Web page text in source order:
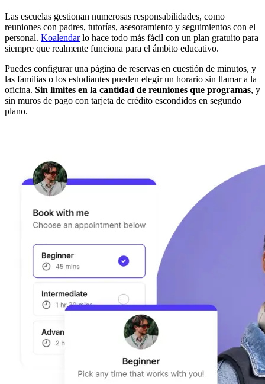
Las escuelas gestionan numerosas responsabilidades, como
reuniones con padres, tutorías, asesoramiento y seguimientos con el
personal. Koalendarlo hace todo más fácil con un plan gratuito para
siempre que realmente funciona para el ámbito educativo.
Puedes configurar una página de reservas en cuestión de minutos, y
las familias o los estudiantes pueden elegir un horario sin llamar a la
oficina. Sin límites en la cantidad de reuniones que programas, y
sin muros de pago con tarjeta de crédito escondidos en segundo
plano.